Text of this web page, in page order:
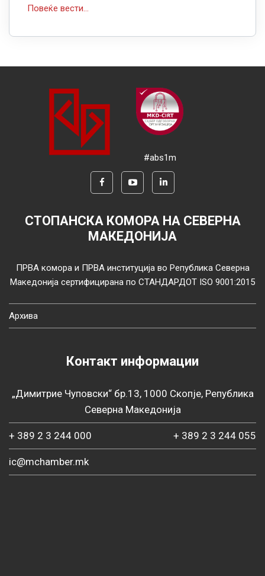
Повеќе вести...
#abs1m
СТОПАНСКА КОМОРА НА СЕВЕРНА
МАКЕДОНИЈА
ПРВА комора и ПРВА институција во Република Северна
Македонија сертифицирана по СТАНДАРДОТ ISO 9001:2015
Архива
Контакт информации
„Димитрие Чуповски“ бр.13, 1000 Скопје, Република
Северна Македонија
+ 389 2 3 244 000 + 389 2 3 244 055
ic@mchamber.mk